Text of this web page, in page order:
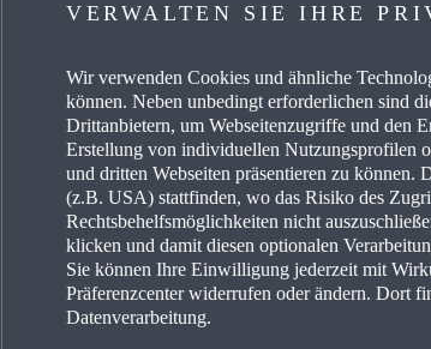
ANGEBOT PRIVAT
GEWERBEKUNDEN
VERFÜGBARE NEUWAGEN
SERVICE & ZUBEHÖR
VERWALTEN SIE IHRE
Wir verwenden Cookies und ähnliche
können. Neben unbedingt erforderlichen sind
Drittanbietern, um Webseitenzugriffe und den
Erstellung von individuellen Nutzungsprofilen
und dritten Webseiten präsentieren zu können.
(z.B. USA) stattfinden, wo das Risiko des
Rechtsbehelfsmöglichkeiten nicht
klicken und damit diesen optionalen
Sie können Ihre Einwilligung jederzeit mit
Präferenzcenter widerrufen oder ändern. Dort
Datenverarbeitung.